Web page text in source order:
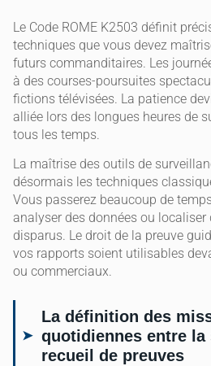
Le Code ROME K2503 définit
techniques que vous devez
futurs commanditaires. Les
à des courses-poursuites
fictions télévisées. La patience
alliée lors des longues heures de
tous les temps.
La maîtrise des outils de
désormais les techniques
Vous passerez beaucoup de
analyser des données ou
disparus. Le droit de la preuve
vos rapports soient utilisables
ou commerciaux.
La définition des
quotidiennes entre
recueil de preuves